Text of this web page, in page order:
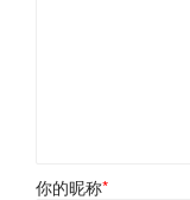
你的昵称*